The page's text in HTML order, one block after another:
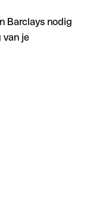
Barclays nodig
van je